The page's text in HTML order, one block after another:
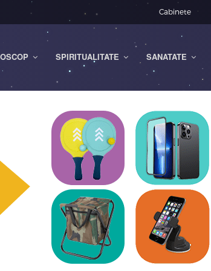
Cabinete
SPIRITUALITATE SANATATE